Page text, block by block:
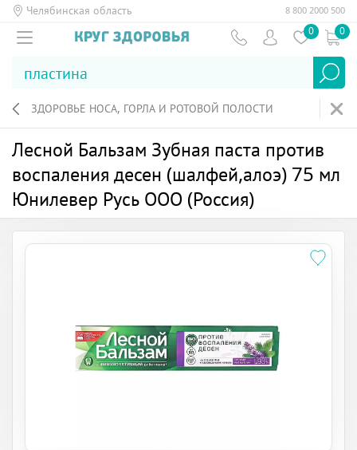
Челябинская область 8 800 2000 500
0 0
ЗДОРОВЬЕ НОСА, ГОРЛА И РОТОВОЙ ПОЛОСТИ
Лесной Бальзам Зубная паста против
воспаления десен (шалфей,алоэ) 75 мл
Юнилевер Русь ООО (Россия)